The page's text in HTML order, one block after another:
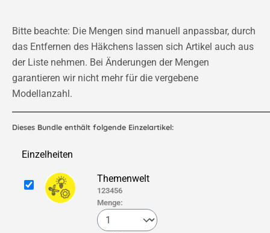
Bitte beachte: Die Mengen sind manuell anpassbar, durch
das Entfernen des Häkchens lassen sich Artikel auch aus
der Liste nehmen. Bei Änderungen der Mengen
garantieren wir nicht mehr für die vergebene
Modellanzahl.
Dieses Bundle enthält folgende Einzelartikel:
Einzelheiten
Themenwelt
123456
Menge: